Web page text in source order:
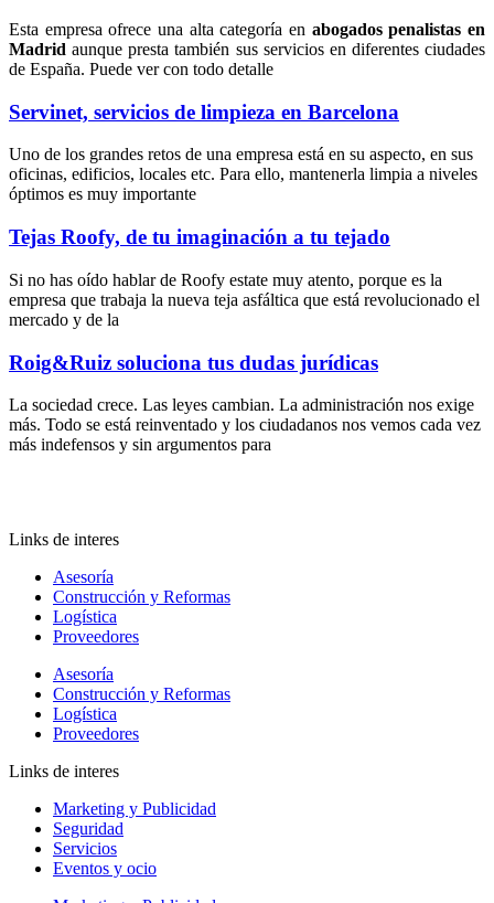
Esta empresa ofrece una alta categoría en abogados penalistas en
Madrid aunque presta también sus servicios en diferentes ciudades
de España. Puede ver con todo detalle
Servinet, servicios de limpieza en Barcelona
Uno de los grandes retos de una empresa está en su aspecto, en sus
oficinas, edificios, locales etc. Para ello, mantenerla limpia a niveles
óptimos es muy importante
Tejas Roofy, de tu imaginación a tu tejado
Si no has oído hablar de Roofy estate muy atento, porque es la
empresa que trabaja la nueva teja asfáltica que está revolucionado el
mercado y de la
Roig&Ruiz soluciona tus dudas jurídicas
La sociedad crece. Las leyes cambian. La administración nos exige
más. Todo se está reinventado y los ciudadanos nos vemos cada vez
más indefensos y sin argumentos para
Links de interes
Asesoría
Construcción y Reformas
Logística
Proveedores
Asesoría
Construcción y Reformas
Logística
Proveedores
Links de interes
Marketing y Publicidad
Seguridad
Servicios
Eventos y ocio